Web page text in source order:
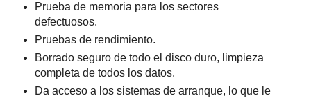
Prueba de memoria para los sectores
defectuosos.
Pruebas de rendimiento.
Borrado seguro de todo el disco duro, limpieza
completa de todos los datos.
Da acceso a los sistemas de arranque, lo que le